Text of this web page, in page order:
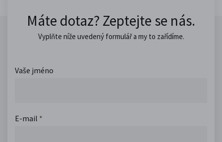
Máte dotaz? Zeptejte se nás.
Vyplňte níže uvedený formulář a my to zařídíme.
Vaše jméno
E-mail *